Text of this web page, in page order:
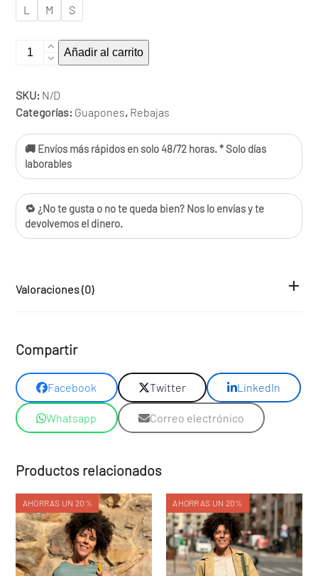
L
M S
Camisa
Sombrilla
Añadir al carrito
SKU: N/D
Categorías: Guapones, Rebajas
🚚 Envíos más rápidos en solo 48/72 horas. * Solo días
laborables
🔁 ¿No te gusta o no te queda bien? Nos lo envías y te
devolvemos el dinero.
Valoraciones (0)
Compartir
Facebook Twitter LinkedIn
Whatsapp Correo electrónico
Productos relacionados
AHORRAS UN 20% AHORRAS UN 20%